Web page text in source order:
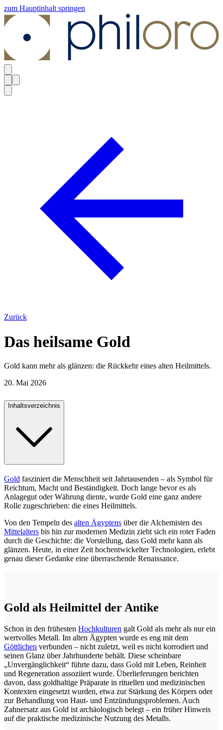
zum Hauptinhalt springen
Zurück
Das heilsame Gold
Gold kann mehr als glänzen: die Rückkehr eines alten Heilmittels.
20. Mai 2026
Inhaltsverzeichnis
Gold fasziniert die Menschheit seit Jahrtausenden – als Symbol für
Reichtum, Macht und Beständigkeit. Doch lange bevor es als
Anlagegut oder Währung diente, wurde Gold eine ganz andere
Rolle zugeschrieben: die eines Heilmittels.
Von den Tempeln des alten Ägyptens über die Alchemisten des
Mittelalters bis hin zur modernen Medizin zieht sich ein roter Faden
durch die Geschichte: die Vorstellung, dass Gold mehr kann als
glänzen. Heute, in einer Zeit hochentwickelter Technologien, erlebt
genau dieser Gedanke eine überraschende Renaissance.
Gold als Heilmittel der Antike
Schon in den frühesten Hochkulturen galt Gold als mehr als nur ein
wertvolles Metall. Im alten Ägypten wurde es eng mit dem
Göttlichen verbunden – nicht zuletzt, weil es nicht korrodiert und
seinen Glanz über Jahrhunderte behält. Diese scheinbare
„Unvergänglichkeit“ führte dazu, dass Gold mit Leben, Reinheit
und Regeneration assoziiert wurde. Überlieferungen berichten
davon, dass goldhaltige Präparate in rituellen und medizinischen
Kontexten eingesetzt wurden, etwa zur Stärkung des Körpers oder
zur Behandlung von Haut- und Entzündungsproblemen. Auch
Zahnersatz aus Gold ist archäologisch belegt – ein früher Hinweis
auf die praktische medizinische Nutzung des Metalls.